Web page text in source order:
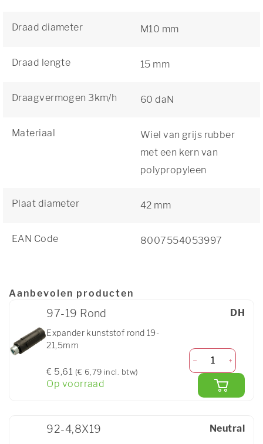
Draad diameter M10 mm
Draad lengte 15 mm
Draagvermogen 3km/h 60 daN
Materiaal
Wiel van grijs rubber
met een kern van
polypropyleen
Plaat diameter 42 mm
EAN Code 8007554053997
Aanbevolen producten
DH
97-19 Rond
Expander kunststof rond 19-
21,5mm
€ 5,61 (€ 6,79 incl. btw)
Op voorraad
Neutral
92-4,8X19